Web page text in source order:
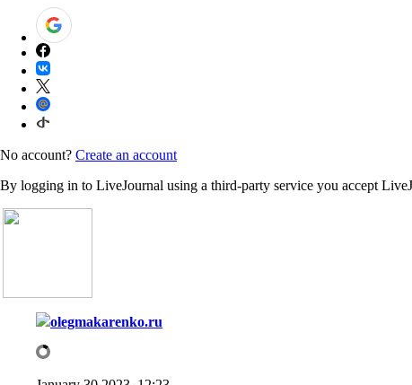
No account? Create an account
By logging in to LiveJournal using a third-party service you accept
olegmakarenko.ru